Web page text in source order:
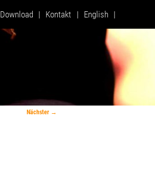
primären
Inhalt
springen
Download Kontakt English
Nächster →